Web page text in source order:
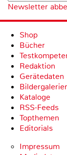
Newsletter
Shop
Bücher
Redaktion
Gerätedaten
Kataloge
RSS-Feeds
Topthemen
Editorials
Impressum